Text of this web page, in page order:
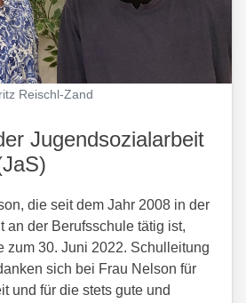
Reischl-Zand
Jugendsozialarbeit
die seit dem Jahr 2008 in der
an der Berufsschule tätig ist,
zum 30. Juni 2022. Schulleitung
sich bei Frau Nelson für
und für die stets gute und